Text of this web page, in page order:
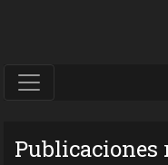
Publicaciones